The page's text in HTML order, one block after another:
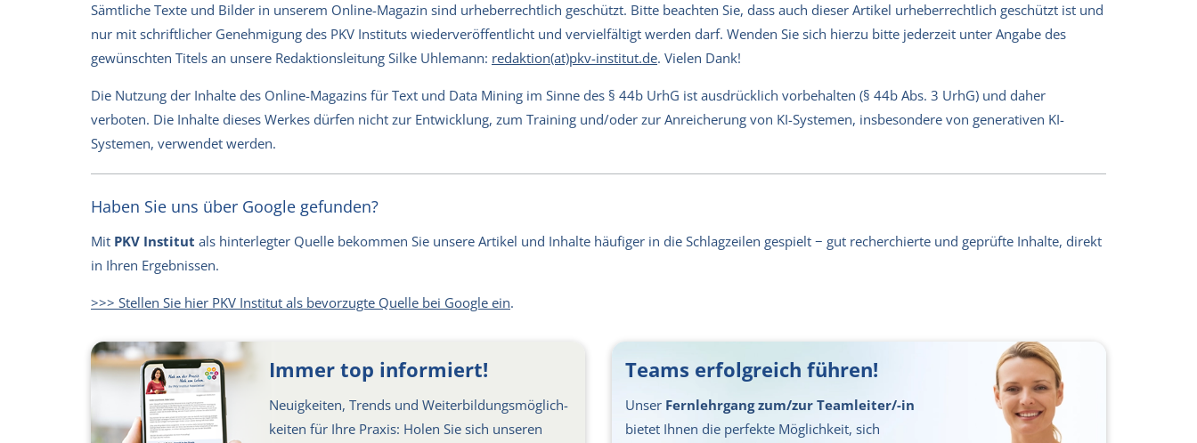
Sämtliche Texte und Bilder in unserem Online-Magazin sind urheberrechtlich geschützt. Bitte beachten Sie, dass auch dieser Artikel urheberrechtlich geschützt ist und
nur mit schriftlicher Genehmigung des PKV Instituts wiederveröffentlicht und vervielfältigt werden darf. Wenden Sie sich hierzu bitte jederzeit unter Angabe des
gewünschten Titels an unsere Redaktionsleitung Silke Uhlemann: redaktion(at)pkv-institut.de. Vielen Dank!
Die Nutzung der Inhalte des Online-Magazins für Text und Data Mining im Sinne des § 44b UrhG ist ausdrücklich vorbehalten (§ 44b Abs. 3 UrhG) und daher
verboten. Die Inhalte dieses Werkes dürfen nicht zur Entwicklung, zum Training und/oder zur Anreicherung von KI-Systemen, insbesondere von generativen KI-
Systemen, verwendet werden.
Haben Sie uns über Google gefunden?
Mit PKV Institut als hinterlegter Quelle bekommen Sie unsere Artikel und Inhalte häufiger in die Schlagzeilen gespielt − gut recherchierte und geprüfte Inhalte, direkt
in Ihren Ergebnissen.
>>> Stellen Sie hier PKV Institut als bevorzugte Quelle bei Google ein.
Immer top informiert!
Neuigkeiten, Trends und Weiter­bil­dungs­möglich­
keiten für Ihre Praxis: Holen Sie sich unseren
Teams erfolgreich führen!
Unser Fernlehrgang zum/zur Teamleiter/-in
bietet Ihnen die perfekte Möglichkeit, sich